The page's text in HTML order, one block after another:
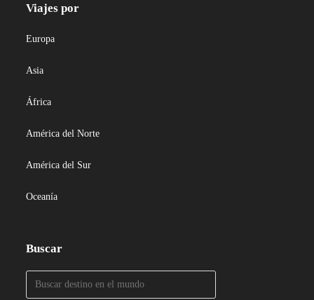
Viajes por
Europa
Asia
África
América del Norte
América del Sur
Oceanía
Buscar